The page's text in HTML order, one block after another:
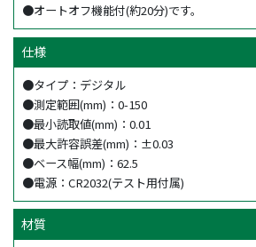
●オートオフ機能付(約20分)です。
仕様
●タイプ：デジタル
●測定範囲(mm)：0-150
●最小読取値(mm)：0.01
●最大許容誤差(mm)：±0.03
●ベース幅(mm)：62.5
●電源：CR2032(テスト用付属)
材質